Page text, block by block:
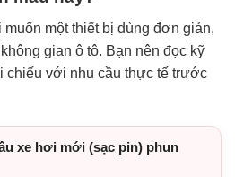
một thiết bị dùng đơn giản,
gian ô tô. Bạn nên đọc kỹ
chiếu với nhu cầu thực tế trước
xe hơi mới (sạc pin) phun